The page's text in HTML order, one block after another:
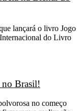
lançará o livro Jogo
do Livro
no Brasil!
no começo